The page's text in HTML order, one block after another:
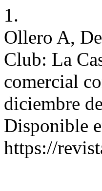
1.
Ollero A,
Club: La
comercial
diciembre
Disponible
https://